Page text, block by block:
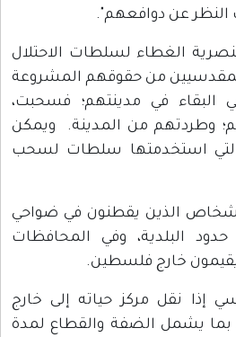
النظر عن دوافعهم".
الغطاء لسلطات الاحتلال
من حقوقهم المشروعة
في مدينتهم؛ فسحبت،
وطردتهم من المدينة. ويمكن
التي استخدمتها سلطات لسحب
الذين يقطنون في ضواحي
البلدية، وفي المحافظات
يقيمون خارج فلسطين.
إذا نقل مركز حياته إلى خارج
بما يشمل الضفة والقطاع لمدة